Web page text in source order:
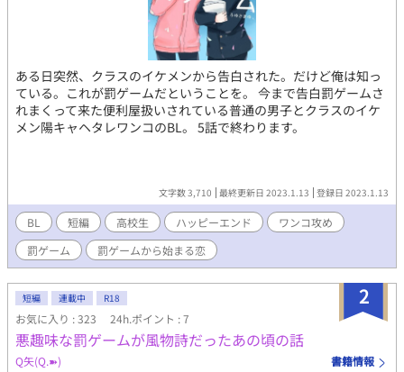
ある日突然、クラスのイケメンから告白された。だけど俺は知っ
ている。これが罰ゲームだということを。 今まで告白罰ゲームさ
れまくって来た便利屋扱いされている普通の男子とクラスのイケ
メン陽キャヘタレワンコのBL。 5話で終わります。
文字数 3,710 最終更新日 2023.1.13 登録日 2023.1.13
BL 短編 高校生 ハッピーエンド
ワンコ攻め
罰ゲーム
罰ゲームから始まる恋
2
短編 連載中 R18
お気に入り : 323 24h.ポイント : 7
悪趣味な罰ゲームが風物詩だったあの頃の話
Q矢(Q.➽) 書籍情報